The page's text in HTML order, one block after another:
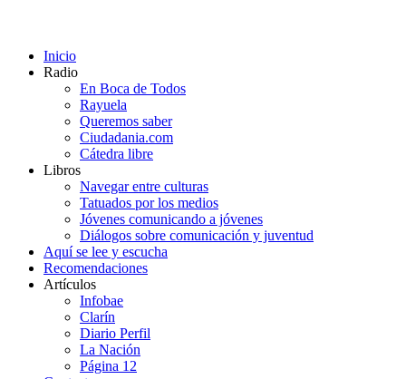
Inicio
Radio
En Boca de Todos
Rayuela
Queremos saber
Ciudadania.com
Cátedra libre
Libros
Navegar entre culturas
Tatuados por los medios
Jóvenes comunicando a jóvenes
Diálogos sobre comunicación y juventud
Aquí se lee y escucha
Recomendaciones
Artículos
Infobae
Clarín
Diario Perfil
La Nación
Página 12